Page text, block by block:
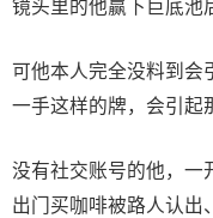
镜头里的他赢下巨底池
可他本人完全没料到会
一手这样的牌，会引起
没有社交账号的他，一
出门买咖啡被路人认出